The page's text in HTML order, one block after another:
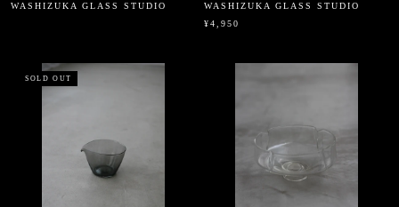
WASHIZUKA GLASS STUDIO
WASHIZUKA GLASS STUDIO
¥4,950
SOLD OUT